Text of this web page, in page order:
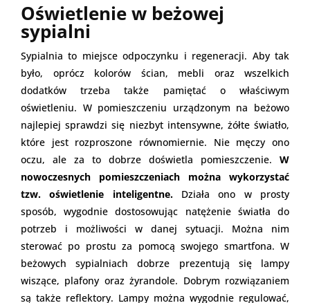
Oświetlenie w beżowej
sypialni
Sypialnia to miejsce odpoczynku i regeneracji. Aby tak
było, oprócz kolorów ścian, mebli oraz wszelkich
dodatków trzeba także pamiętać o właściwym
oświetleniu. W pomieszczeniu urządzonym na beżowo
najlepiej sprawdzi się niezbyt intensywne, żółte światło,
które jest rozproszone równomiernie. Nie męczy ono
oczu, ale za to dobrze doświetla pomieszczenie. W
nowoczesnych pomieszczeniach można wykorzystać
tzw. oświetlenie inteligentne.Działa ono w prosty
sposób, wygodnie dostosowując natężenie światła do
potrzeb i możliwości w danej sytuacji. Można nim
sterować po prostu za pomocą swojego smartfona. W
beżowych sypialniach dobrze prezentują się lampy
wiszące, plafony oraz żyrandole. Dobrym rozwiązaniem
są także reflektory. Lampy można wygodnie regulować,